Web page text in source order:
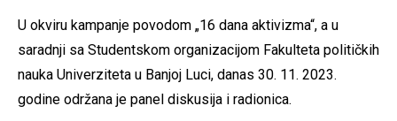
U okviru kampanje povodom „16 dana aktivizma“, a u
saradnji sa Studentskom organizacijom Fakulteta političkih
nauka Univerziteta u Banjoj Luci, danas 30. 11. 2023.
godine održana je panel diskusija i radionica.